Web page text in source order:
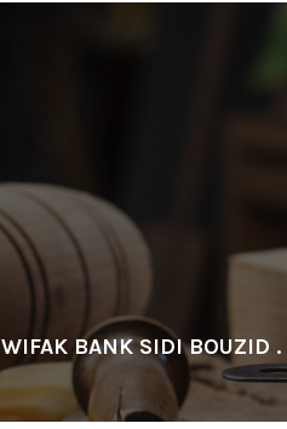
WIFAK BANK SIDI BOUZID .